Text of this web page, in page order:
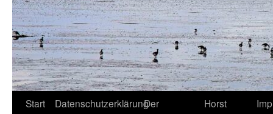
Start DatenschutzerklärungDer
Horst